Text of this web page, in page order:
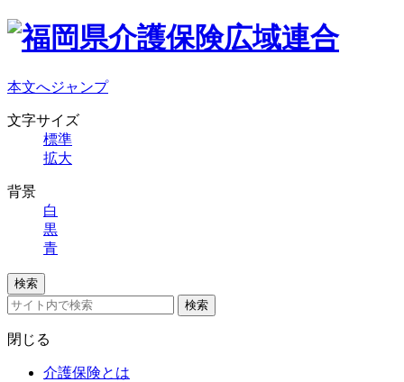
本文へジャンプ
文字サイズ
標準
拡大
背景
白
黒
青
検索
検索
閉じる
介護保険とは